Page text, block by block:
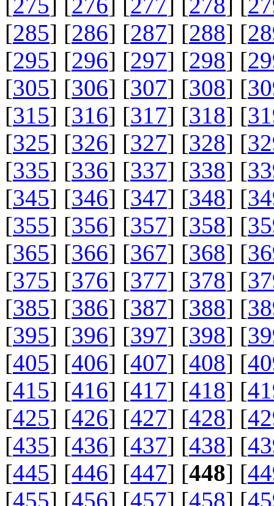
[285] [286] [287] [288] [
[295] [296] [297] [298] [
[305] [306] [307] [308] [
[315] [316] [317] [318] [
[325] [326] [327] [328] [
[335] [336] [337] [338] [
[345] [346] [347] [348] [
[355] [356] [357] [358] [
[365] [366] [367] [368] [
[375] [376] [377] [378] [
[385] [386] [387] [388] [
[395] [396] [397] [398] [
[405] [406] [407] [408] [
[415] [416] [417] [418] [
[425] [426] [427] [428] [
[435] [436] [437] [438] [
[445] [446] [447] [448] [
[455] [456] [457] [458] [